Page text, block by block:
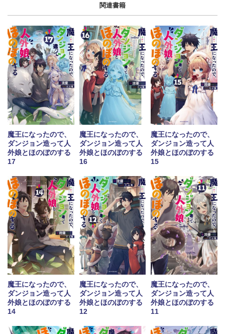
関連書籍
魔王になったので、
ダンジョン造って人
外娘とほのぼのする
17
魔王になったので、
ダンジョン造って人
外娘とほのぼのする
16
魔王になったので、
ダンジョン造って人
外娘とほのぼのする
15
魔王になったので、
ダンジョン造って人
外娘とほのぼのする
14
魔王になったので、
ダンジョン造って人
外娘とほのぼのする
12
魔王になったので、
ダンジョン造って人
外娘とほのぼのする
11